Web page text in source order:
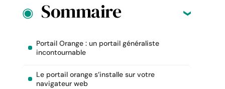
Sommaire
Portail Orange : un portail généraliste
incontournable
Le portail orange s’installe sur votre
navigateur web